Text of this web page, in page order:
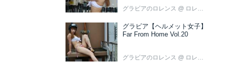
グラビアのロレンス @ ロレンス編集部
グラビア【ヘルメット女子】
Far From Home Vol.20
グラビアのロレンス @ ロレンス編集部